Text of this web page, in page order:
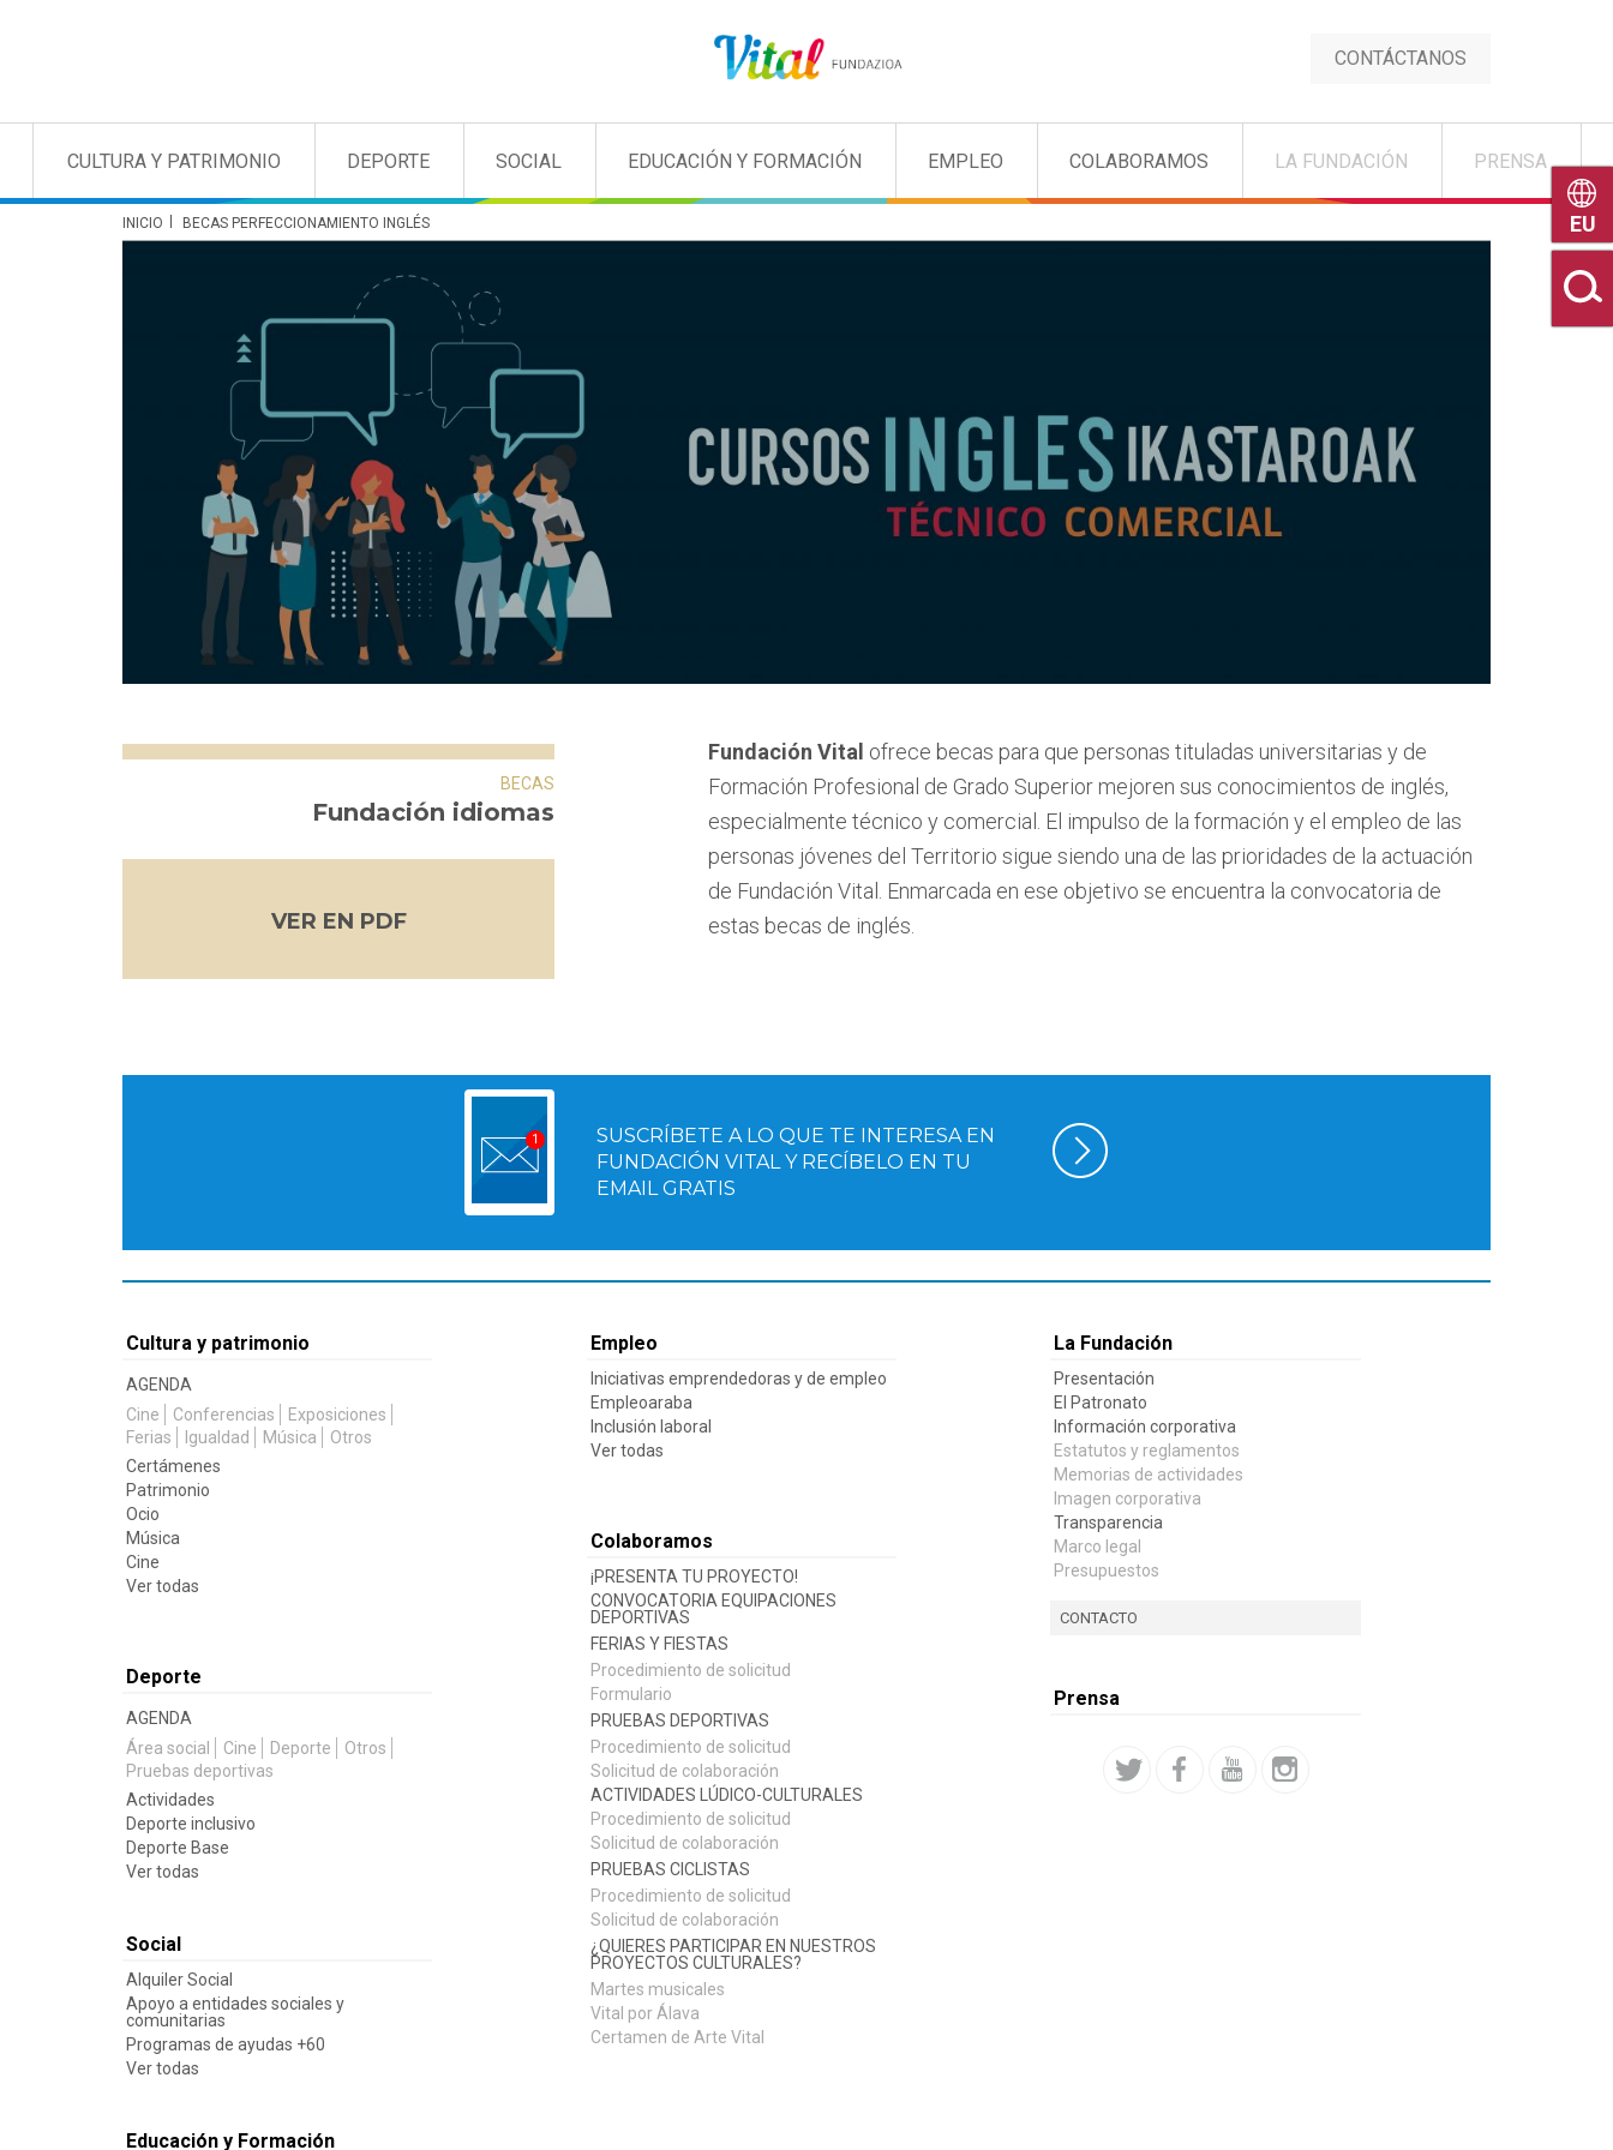
CONTÁCTANOS
CULTURA Y PATRIMONIO DEPORTE SOCIAL EDUCACIÓN Y FORMACIÓN EMPLEO COLABORAMOS LA FUNDACIÓN PRENSA
INICIO BECAS PERFECCIONAMIENTO INGLÉS
BECAS
Fundación idiomas
VER EN PDF
Fundación Vital ofrece becas para que personas tituladas universitarias y de
Formación Profesional de Grado Superior mejoren sus conocimientos de inglés,
especialmente técnico y comercial. El impulso de la formación y el empleo de las
personas jóvenes del Territorio sigue siendo una de las prioridades de la actuación
de Fundación Vital. Enmarcada en ese objetivo se encuentra la convocatoria de
estas becas de inglés.
SUSCRÍBETE A LO QUE TE INTERESA EN
FUNDACIÓN VITAL Y RECÍBELO EN TU
EMAIL GRATIS
Cultura y patrimonio
AGENDA
Cine
Conferencias
Exposiciones
Ferias
Igualdad Música
Otros
Certámenes
Patrimonio
Ocio
Música
Cine
Ver todas
Deporte
AGENDA
Área social
Cine Deporte
Otros
Pruebas deportivas
Actividades
Deporte inclusivo
Deporte Base
Ver todas
Social
Alquiler Social
Apoyo a entidades sociales y
comunitarias
Programas de ayudas +60
Ver todas
Educación y Formación
Empleo
Iniciativas emprendedoras y de empleo
Empleoaraba
Inclusión laboral
Ver todas
Colaboramos
¡PRESENTA TU PROYECTO!
CONVOCATORIA EQUIPACIONES
DEPORTIVAS
FERIAS Y FIESTAS
Procedimiento de solicitud
Formulario
PRUEBAS DEPORTIVAS
Procedimiento de solicitud
Solicitud de colaboración
ACTIVIDADES LÚDICO-CULTURALES
Procedimiento de solicitud
Solicitud de colaboración
PRUEBAS CICLISTAS
Procedimiento de solicitud
Solicitud de colaboración
¿QUIERES PARTICIPAR EN NUESTROS
PROYECTOS CULTURALES?
Martes musicales
Vital por Álava
Certamen de Arte Vital
La Fundación
Presentación
El Patronato
Información corporativa
Estatutos y reglamentos
Memorias de actividades
Imagen corporativa
Transparencia
Marco legal
Presupuestos
CONTACTO
Prensa